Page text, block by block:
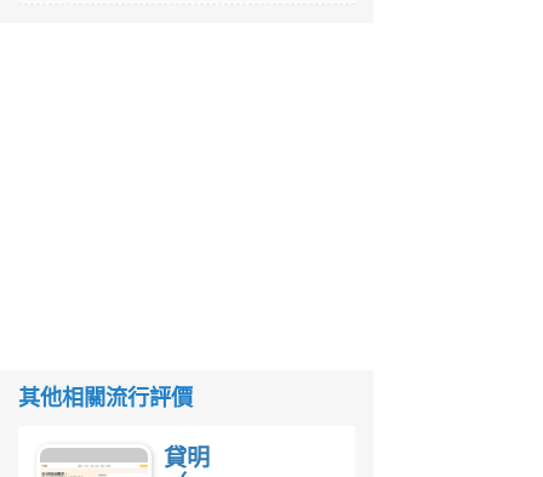
其他相關流行評價
貸明